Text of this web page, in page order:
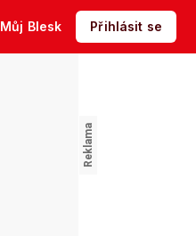
Můj Blesk Přihlásit se